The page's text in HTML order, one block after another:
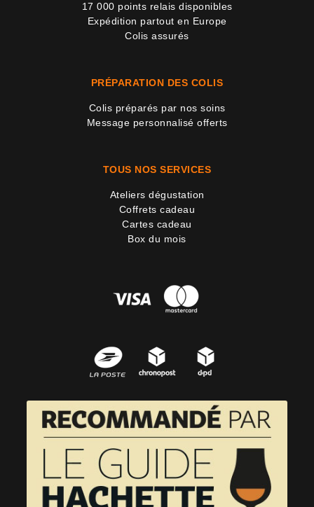
17 000 points relais disponibles
Expédition partout en Europe
Colis assurés
PRÉPARATION DES COLIS
Colis préparés par nos soins
Message personnalisé offerts
TOUS NOS SERVICES
Ateliers dégustation
Coffrets cadeau
Cartes cadeau
Box du mois